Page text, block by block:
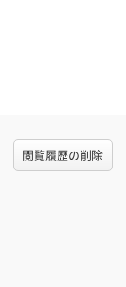
閲覧履歴の削除